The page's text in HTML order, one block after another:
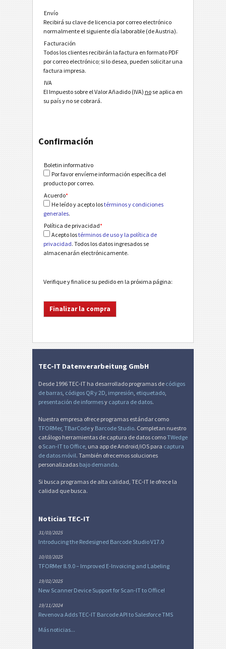
Envío
Recibirá su clave de licencia por correo electrónico
normalmente el siguiente día laborable (de Austria).
Facturación
Todos los clientes recibirán la factura en formato PDF
por correo electrónico; si lo desea, pueden solicitar una
factura impresa.
IVA
El Impuesto sobre el Valor Añadido (IVA) nose aplica en
su país y no se cobrará.
Confirmación
Boletin informativo
Por favor envíeme información específica del
producto por correo.
Acuerdo*
He leído y acepto lostérminos y condiciones
generales.
Política de privacidad*
Acepto lostérminos de uso y la política de
privacidad. Todos los datos ingresados se
almacenarán electrónicamente.
Verifique y finalice su pedido en la próxima página:
TEC-IT Datenverarbeitung GmbH
Desde 1996 TEC-IT ha desarrollado programas de códigos
de barras códigos QR y 2D impresión etiquetado
presentación de informesy captura de datos.
Nuestra empresa ofrece programas estándar como
TFORMer, TBarCodey Barcode Studio. Completan nuestro
catálogo herramientas de captura de datos comoTWedge
o Scan-IT to Office , una app de Android/iOS para captura
de datos móvil. También ofrecemos soluciones
personalizadas bajo demanda.
Si busca programas de alta calidad, TEC-IT le ofrece la
calidad que busca.
Noticias TEC-IT
31/03/2025
Introducing the Redesigned Barcode Studio V17.0
10/03/2025
TFORMer 8.9.0 – Improved E-Invoicing and Labeling
19/02/2025
New Scanner Device Support for Scan-IT to Office!
19/11/2024
Revenova Adds TEC-IT Barcode API to Salesforce TMS
Más noticias...